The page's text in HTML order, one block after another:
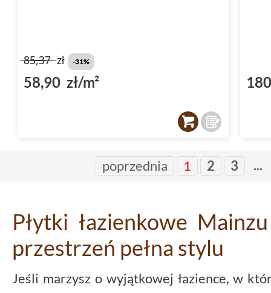
85,37zł -31%
58,90 zł/m²
poprzednia 1 2 3 ...
Płytki łazienkowe
przestrzeń pełna stylu
Jeśli marzysz o wyjątkowej łazience, w